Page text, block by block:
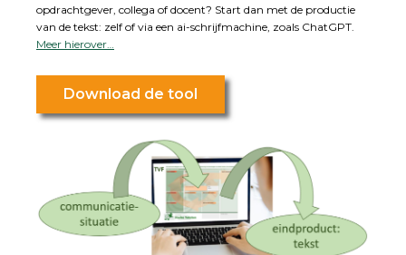
opdrachtgever, collega of docent? Start dan met de productie
van de tekst: zelf of via een ai-schrijfmachine, zoals ChatGPT.
Meer hierover…
Download de tool